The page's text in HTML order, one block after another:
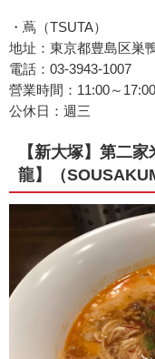
・蔦（TSUTA）
地址：東京都豊島区巣
電話：03-3943-1007
營業時間：11:00～17:00
公休日：週三
【新大塚】第二
龍】（